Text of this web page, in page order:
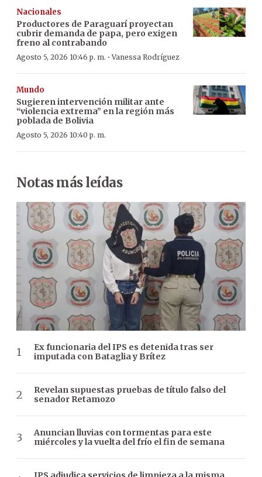
Nacionales
Productores de Paraguarí proyectan
cubrir demanda de papa, pero exigen
freno al contrabando
Agosto 5, 2026 10:46 p. m. ·Vanessa Rodríguez
Mundo
Sugieren intervención militar ante
“violencia extrema” en la región más
poblada de Bolivia
Agosto 5, 2026 10:40 p. m.
Notas más leídas
Ex funcionaria del IPS es detenida tras ser
imputada con Bataglia y Brítez
Revelan supuestas pruebas de título falso del
senador Retamozo
Anuncian lluvias con tormentas para este
miércoles y la vuelta del frío el fin de semana